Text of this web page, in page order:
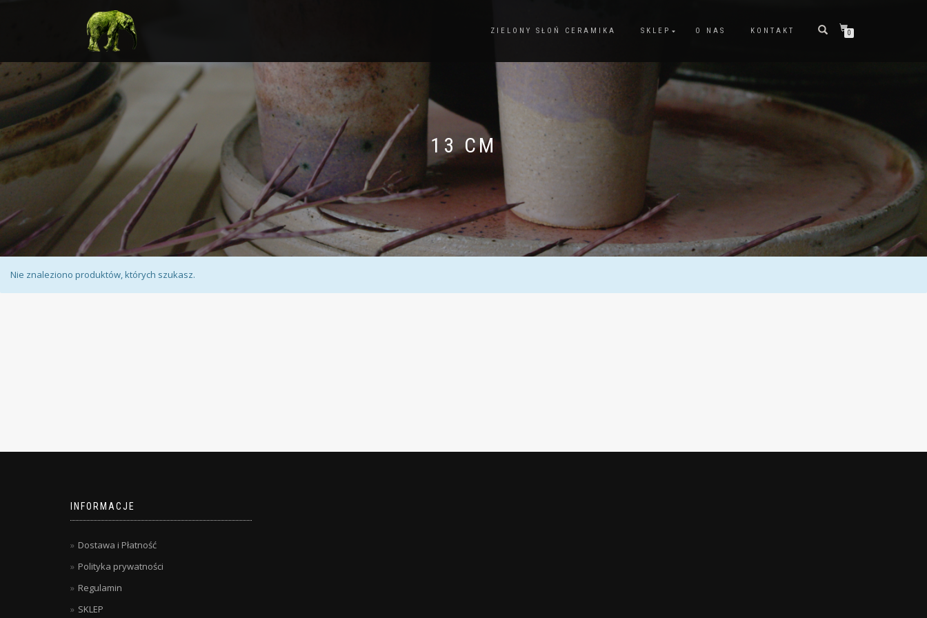
ZIELONY SŁOŃ CERAMIKA SKLEP O NAS KONTAKT 0
13 CM
Nie znaleziono produktów, których szukasz.
INFORMACJE
Dostawa i Płatność
Polityka prywatności
Regulamin
SKLEP